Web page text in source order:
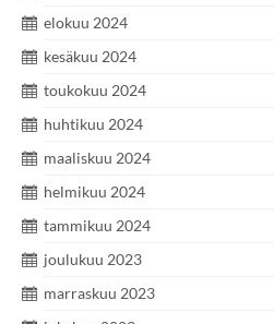
elokuu 2024
kesäkuu 2024
toukokuu 2024
huhtikuu 2024
maaliskuu 2024
helmikuu 2024
tammikuu 2024
joulukuu 2023
marraskuu 2023